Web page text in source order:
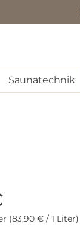
Saunatechnik
(83,90 € / 1 Liter)